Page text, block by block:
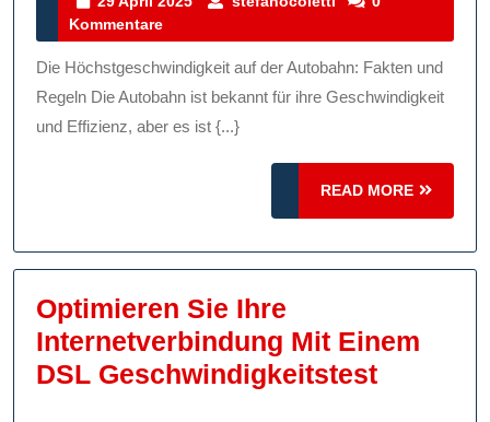
Autobahn:
Regeln
Und
Sicherheit
2025
Kommentare
Die Höchstgeschwindigkeit auf der Autobahn: Fakten und
Regeln Die Autobahn ist bekannt für ihre Geschwindigkeit
und Effizienz, aber es ist {...}
READ MORE
READ
MORE
Optimieren Sie Ihre
Internetverbindung Mit Einem
DSL Geschwindigkeitstest